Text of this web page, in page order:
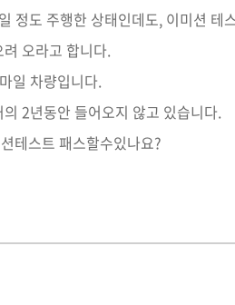
정도 주행한 상태인데도, 이미션
오라고 합니다.
일 차량입니다.
2년동안 들어오지 않고 있습니다.
테스트 패스할수있나요?